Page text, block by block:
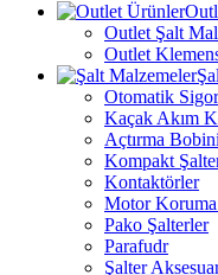
Outlet Şalt
Outlet
Otomatik
Kaçak Akım
Açtırma Bobini
Kompakt
Kontaktörler
Motor
Pako Şalterler
Parafudr
Şalter